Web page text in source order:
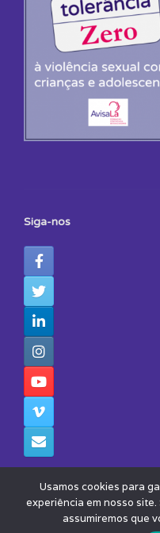
Siga-nos
© 2026 - Todos os Direitos
Usamos cookies para
experiência em nosso
assumiremos que